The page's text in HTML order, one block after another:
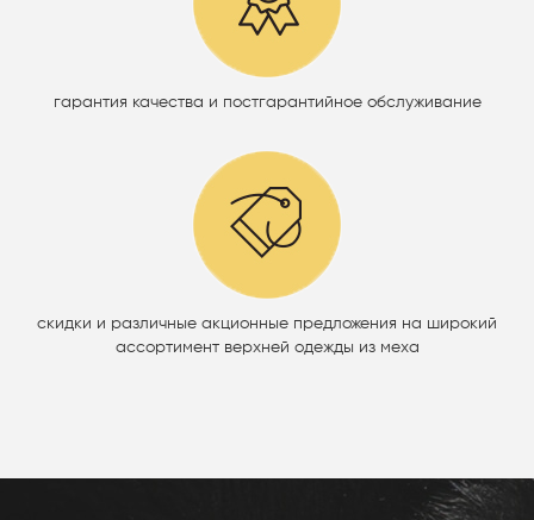
гарантия качества и постгарантийное обслуживание
скидки и различные акционные предложения на широкий
ассортимент верхней одежды из меха